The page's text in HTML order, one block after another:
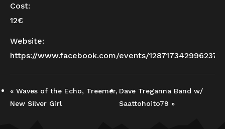
Cost:
12€
Website:
https://www.facebook.com/events/
« Waves of the Echo, Treemer,
New Silver Girl
Dave Treganna Band w/
Saattohoito79 »